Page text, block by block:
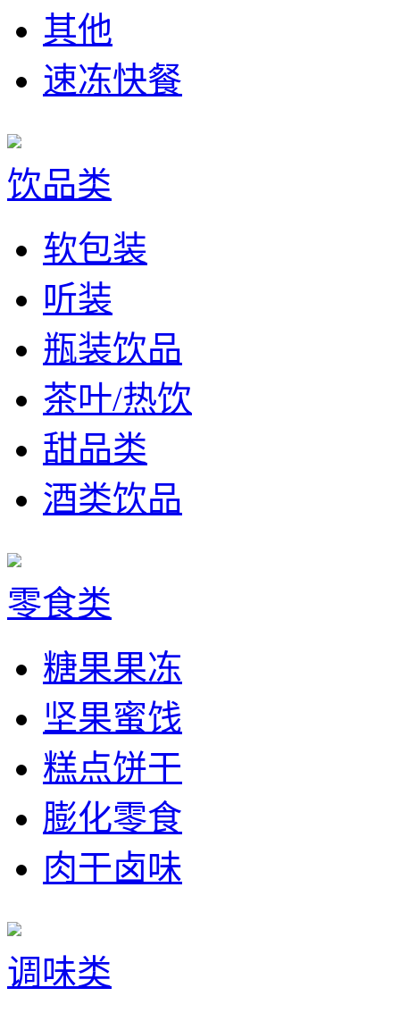
其他
速冻快餐
饮品类
软包装
听装
瓶装饮品
茶叶/热饮
甜品类
酒类饮品
零食类
糖果果冻
坚果蜜饯
糕点饼干
膨化零食
肉干卤味
调味类